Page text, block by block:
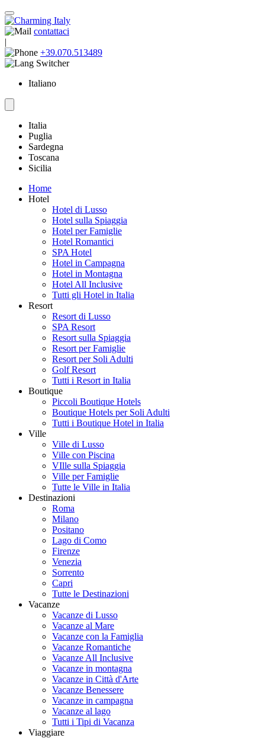
contattaci
|
+39.070.513489
Italiano
Italia
Puglia
Sardegna
Toscana
Sicilia
Home
Hotel
Hotel di Lusso
Hotel sulla Spiaggia
Hotel per Famiglie
Hotel Romantici
SPA Hotel
Hotel in Campagna
Hotel in Montagna
Hotel All Inclusive
Tutti gli Hotel in Italia
Resort
Resort di Lusso
SPA Resort
Resort sulla Spiaggia
Resort per Famiglie
Resort per Soli Adulti
Golf Resort
Tutti i Resort in Italia
Boutique
Piccoli Boutique Hotels
Boutique Hotels per Soli Adulti
Tutti i Boutique Hotel in Italia
Ville
Ville di Lusso
Ville con Piscina
VIlle sulla Spiaggia
Ville per Famiglie
Tutte le Ville in Italia
Destinazioni
Roma
Milano
Positano
Lago di Como
Firenze
Venezia
Sorrento
Capri
Tutte le Destinazioni
Vacanze
Vacanze di Lusso
Vacanze al Mare
Vacanze con la Famiglia
Vacanze Romantiche
Vacanze All Inclusive
Vacanze in montagna
Vacanze in Città d'Arte
Vacanze Benessere
Vacanze in campagna
Vacanze al lago
Tutti i Tipi di Vacanza
Viaggiare